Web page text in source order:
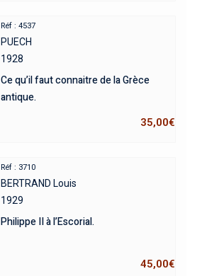
Réf : 4537
PUECH
1928
Ce qu’il faut connaitre de la Grèce
antique.
35,00€
Réf : 3710
BERTRAND Louis
1929
Philippe II à l’Escorial.
45,00€